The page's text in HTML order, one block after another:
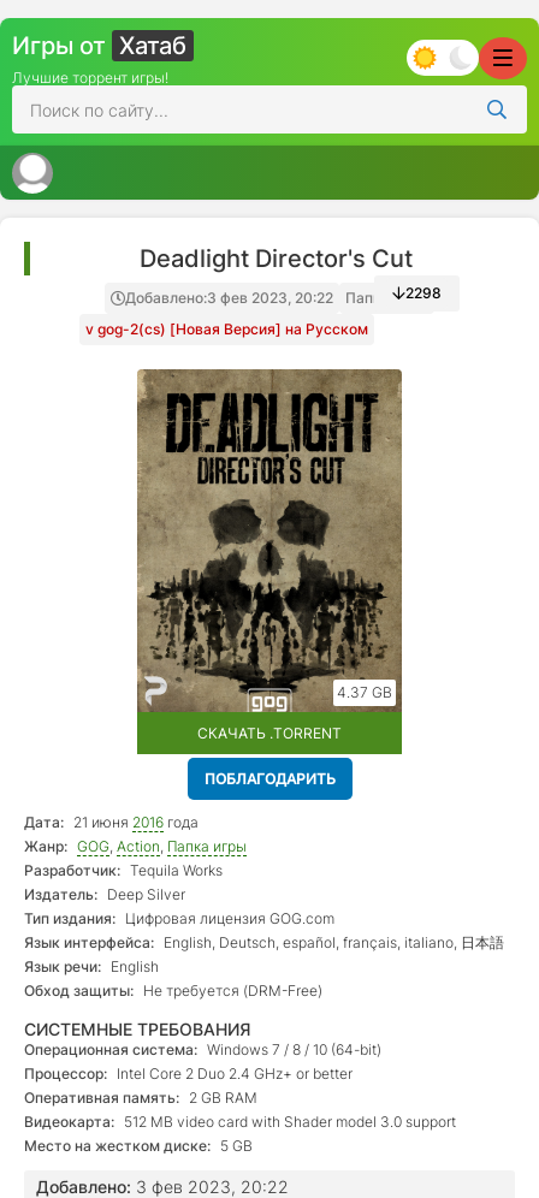
Игры от Хатаб
Лучшие торрент игры!
Deadlight Director's Cut
Добавлено:3 фев 2023, 20:22
Папка игры
v gog-2(cs) [Новая Версия] на Русском
2298
4.37 GB
СКАЧАТЬ .TORRENT
ПОБЛАГОДАРИТЬ
Дата: 21 июня 2016 года
Жанр: GOG, Action, Папка игры
Разработчик: Tequila Works
Издатель: Deep Silver
Тип издания: Цифровая лицензия GOG.com
Язык интерфейса: English, Deutsch, español, français, italiano, 日本語
Язык речи: English
Обход защиты: Не требуется (DRM-Free)
СИСТЕМНЫЕ ТРЕБОВАНИЯ
Операционная система: Windows 7 / 8 / 10 (64-bit)
Процессор: Intel Core 2 Duo 2.4 GHz+ or better
Оперативная память: 2 GB RAM
Видеокарта: 512 MB video card with Shader model 3.0 support
Место на жестком диске: 5 GB
Добавлено: 3 фев 2023, 20:22